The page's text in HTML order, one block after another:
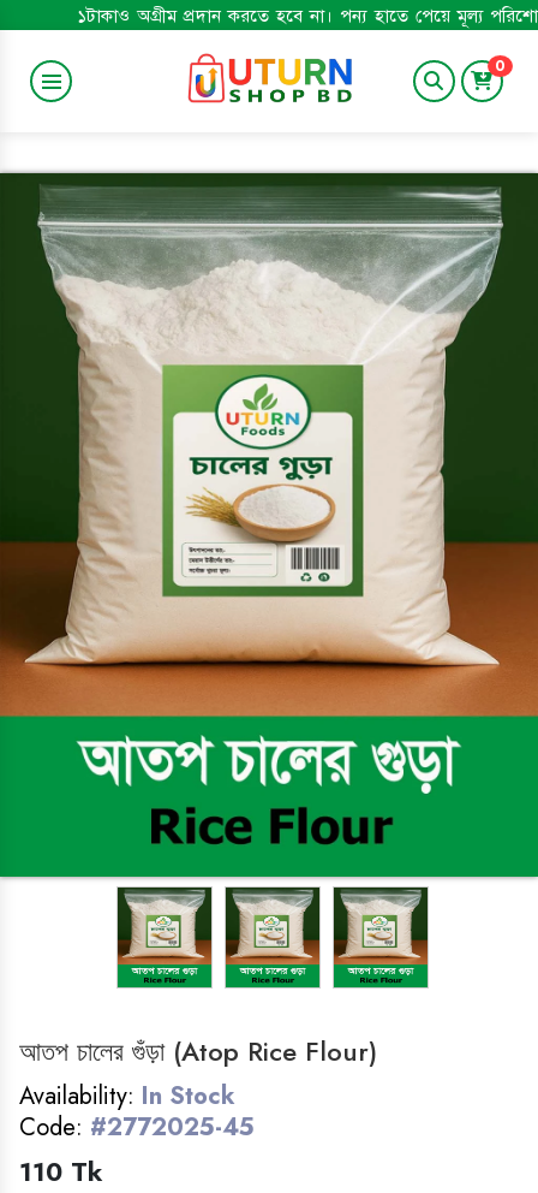
SWEETS & BAKERY
GROSSERY
শুঁটকি
APPLIANCES
TRENDING
Smart Watch
Gadgets
SPORTS
LADIES ZONE
Cosmetics
Cake Decoration
Chocolate Making Item's
kitchen & Crockeries
ISLAMIC ITEMS
HOME APPLIANCES
MEN'S FASHION
লুঙ্গি- Lungi For Man
অগ্রীম প্রদান করতে হবে না। পন্য হাতে পেয়ে মূল্য পরিশোধ করুন।
0
আতপ চালের গুঁড়া (Atop Rice Flour)
Availability: In Stock
Code: #2772025-45
110 Tk